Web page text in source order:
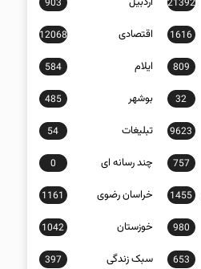
21392
903
1616 اقتصادی 12068
809 ایلام 584
32 بوشهر 485
9623 تبلیغات 54
757 چند رسانه ای 0
1455 خراسان رضوی 1161
980 خوزستان 1042
653 سبک زندگی 397